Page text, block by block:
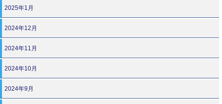
2025年1月
2024年12月
2024年11月
2024年10月
2024年9月